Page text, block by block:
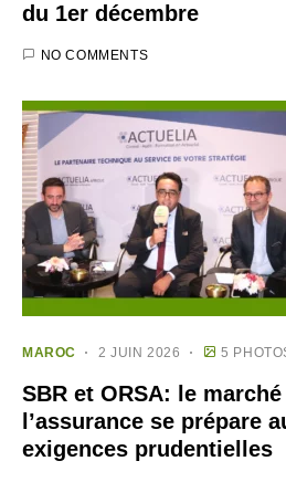
du 1er décembre
NO COMMENTS
MAROC 2 JUIN 2026 5
SBR et ORSA: le
l’assurance se prépare
exigences prudentielles